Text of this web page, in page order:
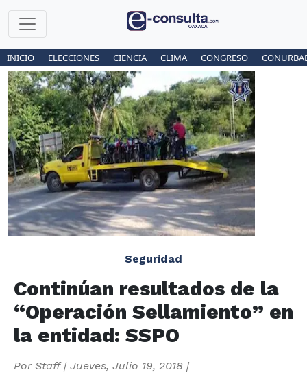
INICIO ELECCIONES CIENCIA CLIMA CONGRESO
Seguridad
Continúan resultados de la
“Operación Sellamiento” en
la entidad: SSPO
Por Staff| Jueves, Julio 19, 2018 |